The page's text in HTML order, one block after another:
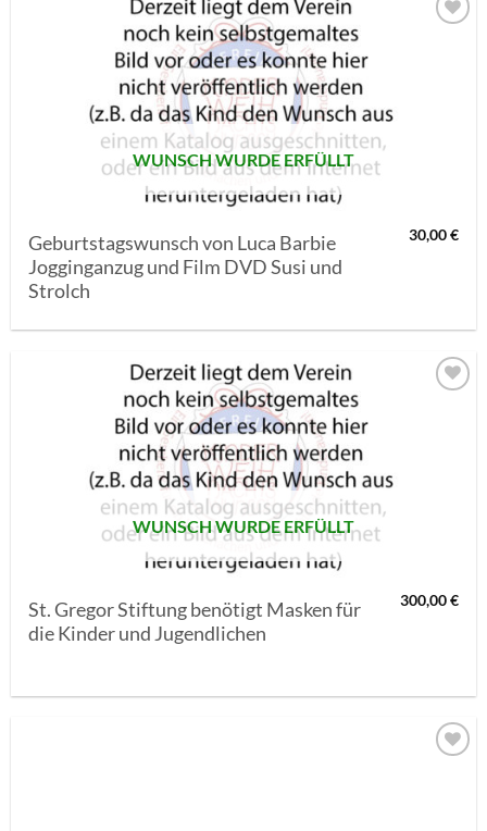
WUNSCH WURDE ERFÜLLT
Geburtstagswunsch von Luca Barbie
Jogginganzug und Film DVD Susi und
Strolch
30,00€
WUNSCH WURDE ERFÜLLT
St. Gregor Stiftung benötigt Masken für
die Kinder und Jugendlichen
300,00€